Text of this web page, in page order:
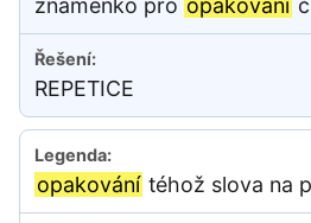
znaménko pro opakování
REPETICE
opakování téhož slova na